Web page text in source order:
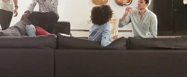
入するスマートロックの選び方とポイント
った宿泊施設のキーレス化とは？